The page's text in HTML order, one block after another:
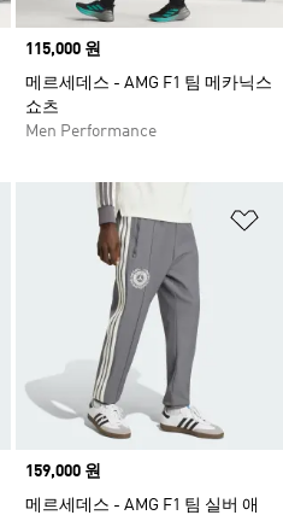
Price
115,000 원
메르세데스 - AMG F1 팀 메카닉스
쇼츠
Men Performance
위시리스트 담기
Price
159,000 원
메르세데스 - AMG F1 팀 실버 애